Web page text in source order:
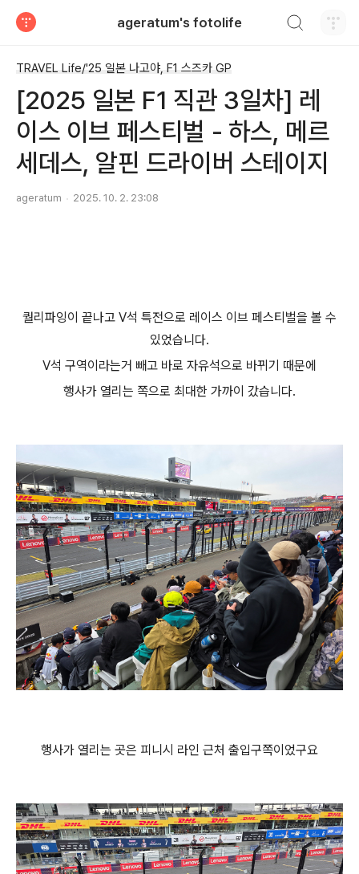
ageratum's fotolife
TRAVEL Life/'25 일본 나고야, F1 스즈카 GP
[2025 일본 F1 직관 3일차] 레
이스 이브 페스티벌 - 하스, 메르
세데스, 알핀 드라이버 스테이지
ageratum 2025. 10. 2. 23:08
퀄리파잉이 끝나고 V석 특전으로 레이스 이브 페스티벌을 볼 수
있었습니다.
V석 구역이라는거 빼고 바로 자유석으로 바뀌기 때문에
행사가 열리는 쪽으로 최대한 가까이 갔습니다.
행사가 열리는 곳은 피니시 라인 근처 출입구쪽이었구요